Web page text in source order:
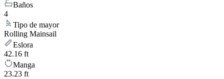
Baños
4
Tipo de mayor
Rolling Mainsail
Eslora
42.16 ft
Manga
23.23 ft